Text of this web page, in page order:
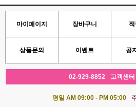
마이페이지 장바구니
상품문의 이벤트 공
02-929-8852 고객센터
평일 AM 09:00 - PM 05:00